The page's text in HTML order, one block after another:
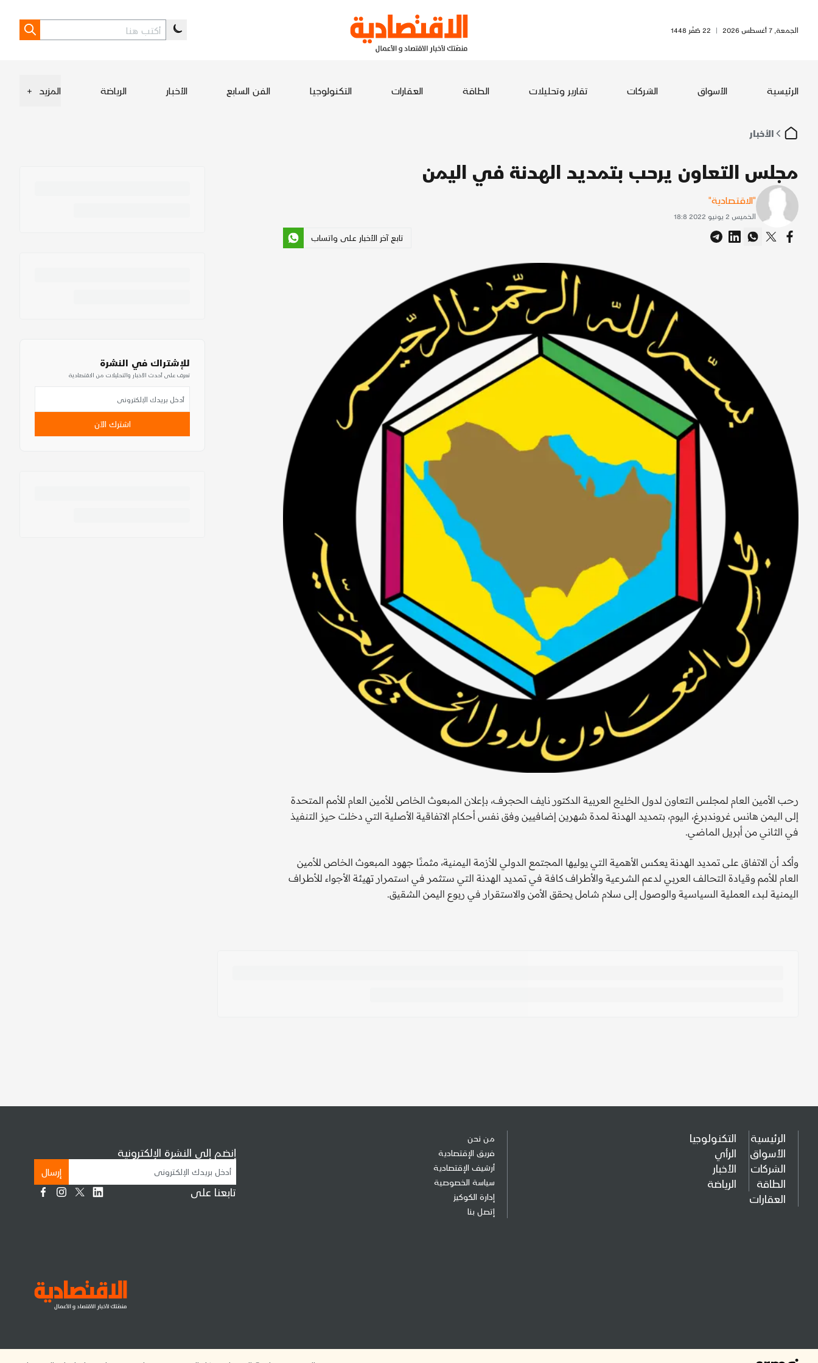
الجمعة, 7 أغسطس 2026 | 22 صَفَر 1448
الرئيسية الأسواق الشركات تقارير وتحليلات الطاقة العقارات التكنولوجيا الفن السابع الأخبار الرياضة المزيد +
الأخبار
مجلس التعاون يرحب بتمديد الهدنة في اليمن
"الاقتصادية"
الخميس 2 يونيو 2022 18:8
تابع آخر الأخبار على واتساب
رحب الأمين العام لمجلس التعاون لدول الخليج العربية الدكتور نايف الحجرف، بإعلان المبعوث الخاص للأمين العام للأمم المتحدة
إلى اليمن هانس غروندبرغ، اليوم، بتمديد الهدنة لمدة شهرين إضافيين وفق نفس أحكام الاتفاقية الأصلية التي دخلت حيز التنفيذ
في الثاني من أبريل الماضي.
وأكد أن الاتفاق على تمديد الهدنة يعكس الأهمية التي يوليها المجتمع الدولي للأزمة اليمنية، مثمنًا جهود المبعوث الخاص للأمين
العام للأمم وقيادة التحالف العربي لدعم الشرعية والأطراف كافة في تمديد الهدنة التي ستثمر في استمرار تهيئة الأجواء للأطراف
اليمنية لبدء العملية السياسية والوصول إلى سلام شامل يحقق الأمن والاستقرار في ربوع اليمن الشقيق.
للإشتراك في النشرة
تعرف على أحدث الأخبار والتحليلات من الاقتصادية
اشترك الآن
الرئيسية
الأسواق
الشركات
الطاقة
العقارات
التكنولوجيا
الرأي
الأخبار
الرياضة
من نحن
فريق الإقتصادية
أرشيف الإقتصادية
سياسة الخصوصية
إدارة الكوكيز
إتصل بنا
إنضم إلى النشرة الإلكترونية
إرسال
تابعنا على